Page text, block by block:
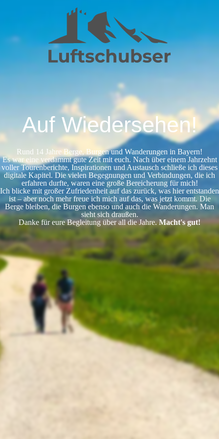
Auf Wiedersehen!
Rund 14 Jahre Berge, Burgen und Wanderungen in Bayern!
Es war eine verdammt gute Zeit mit euch. Nach über einem Jahrzehnt
voller Tourenberichte, Inspirationen und Austausch schließe ich dieses
digitale Kapitel. Die vielen Begegnungen und Verbindungen, die ich
erfahren durfte, waren eine große Bereicherung für mich!
Ich blicke mit großer Zufriedenheit auf das zurück, was hier entstanden
ist – aber noch mehr freue ich mich auf das, was jetzt kommt. Die
Berge bleiben, die Burgen ebenso und auch die Wanderungen. Man
sieht sich draußen.
Danke für eure Begleitung über all die Jahre.Macht's gut!